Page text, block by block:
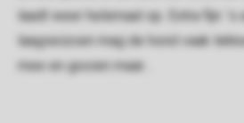
laadt weer helemaal op. Extra fijn: ’s
laagseizoen mag de hond vaak
mee en gooien maar…